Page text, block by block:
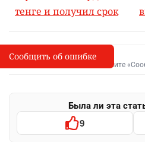
тенге и получил срок
I
Сообщить об опечатке
Выделите фрагмент и нажмите
Была ли эта
9
Сообщить об ошибке